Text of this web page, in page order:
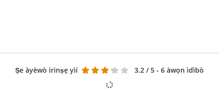
Ṣe àyèwò irinṣẹ yìí 3.2 / 5 - 6 àwọn ìdìbò